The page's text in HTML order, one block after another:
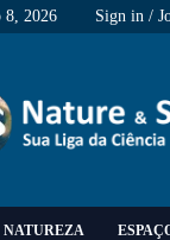
8, 2026 Sign in /
NATUREZA